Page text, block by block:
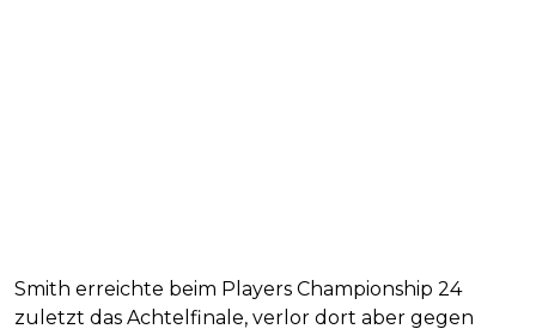
Smith erreichte beim Players Championship 24
zuletzt das Achtelfinale, verlor dort aber gegen